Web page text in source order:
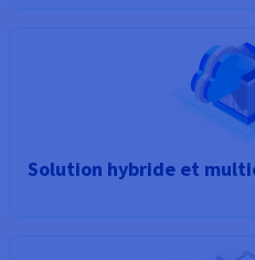
Solution hybride et